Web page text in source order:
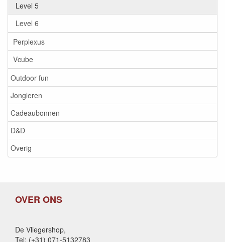
Level 5
Level 6
Perplexus
Vcube
Outdoor fun
Jongleren
Cadeaubonnen
D&D
Overig
OVER ONS
De Vliegershop,
Tel: (+31) 071-5132783